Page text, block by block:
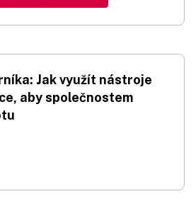
Jak využít nástroje
aby společnostem